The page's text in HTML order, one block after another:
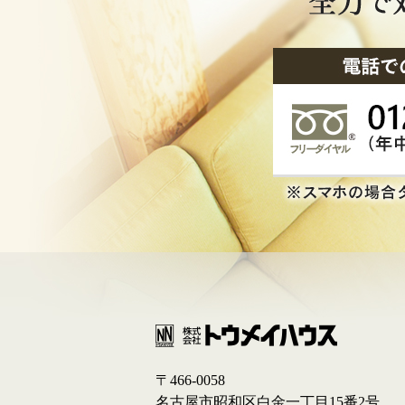
〒466-0058
名古屋市昭和区白金一丁目15番2号